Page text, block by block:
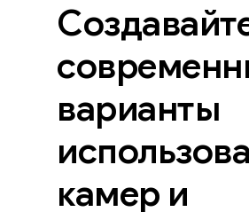
варианты
камер и